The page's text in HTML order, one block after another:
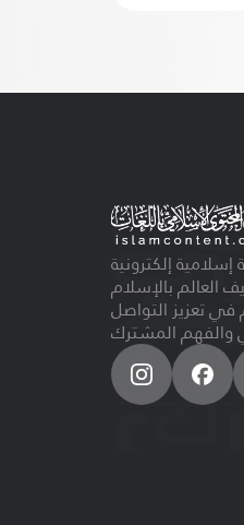
إلكترونية
العالم بالإسلام
تعزيز التواصل
والفهم المشترك